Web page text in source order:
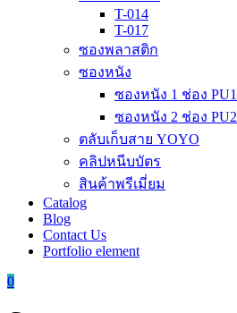
T-014
T-017
ซองพลาสติก
ซองหนัง
ซองหนัง 1 ช่อง PU1
ซองหนัง 2 ช่อง PU2
ตลับเก็บสาย YOYO
คลิปหนีบบัตร
สินค้าพรีเมี่ยม
Catalog
Blog
Contact Us
Portfolio element
0